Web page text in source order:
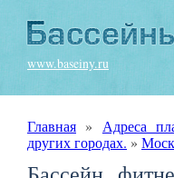
www.baseiny.ru
Главная » Адреса
других городах. »